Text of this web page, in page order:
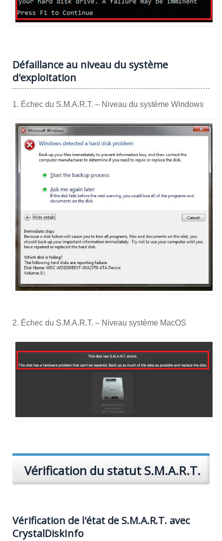
Défaillance au niveau du système
d'exploitation
1. Échec du S.M.A.R.T. – Niveau du système Windows
2. Échec du S.M.A.R.T. – Niveau système MacOS
Vérification du statut S.M.A.R.T.
Vérification de l'état de S.M.A.R.T. avec
CrystalDiskInfo